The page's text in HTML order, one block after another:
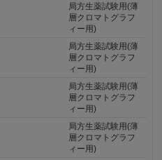
局方生薬試験用(薄
層クロマトグラフ
ィー用)
局方生薬試験用(薄
層クロマトグラフ
ィー用)
局方生薬試験用(薄
層クロマトグラフ
ィー用)
局方生薬試験用(薄
層クロマトグラフ
ィー用)